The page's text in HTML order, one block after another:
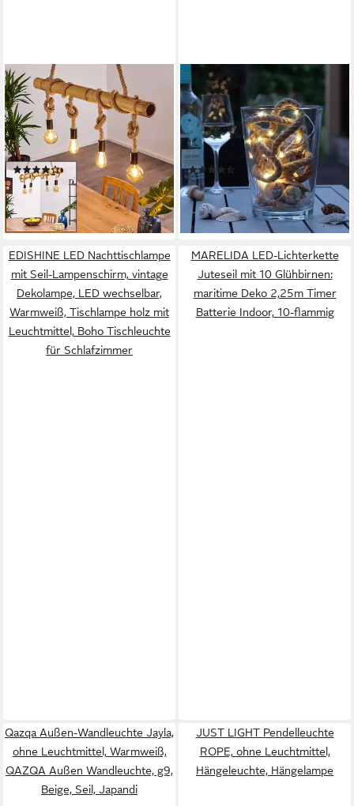
HOFSTEIN
Hängeleuchte »Chalpe«
Hängelampe aus
Bambus/Kordel in
Braun/Natur, ohne
Leuchtmittel, 4xE27, mit
Babumsstab im
Retro/Vintage-Design, Höhe
max. 122cm
(5)
69,99 € UVP104,90 €
-33%
lieferbar - in 2-3 Werktagen bei dir
MARELIDA
LED-Lichterkette Seil Jute
maritime Deko Kordel Tau
40LED 2m Timer 8
Funktionen outdoor, 40-
flammig
(2)
10,79 €
lieferbar - in 2-3 Werktagen bei dir
EDISHINE LED Nachttischlampe
mit Seil-Lampenschirm, vintage
Dekolampe, LED wechselbar,
Warmweiß, Tischlampe holz mit
Leuchtmittel, Boho Tischleuchte
für Schlafzimmer
MARELIDA LED-Lichterkette
Juteseil mit 10 Glühbirnen:
maritime Deko 2,25m Timer
Batterie Indoor, 10-flammig
Qazqa Außen-Wandleuchte Jayla,
ohne Leuchtmittel, Warmweiß,
QAZQA Außen Wand­leuchte, g9,
Beige, Seil, Japandi
JUST LIGHT Pendelleuchte
ROPE, ohne Leuchtmittel,
Hängeleuchte, Hängelampe